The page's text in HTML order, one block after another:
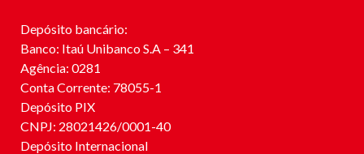
Depósito bancário:
Banco: Itaú Unibanco S.A – 341
Agência: 0281
Conta Corrente: 78055-1
Depósito PIX
CNPJ: 28021426/0001-40
Depósito Internacional